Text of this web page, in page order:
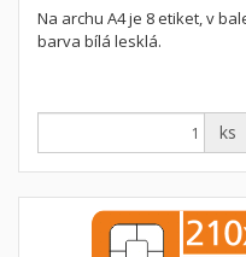
Na archu A4 je 8 etiket, v
barva bílá lesklá.
ks